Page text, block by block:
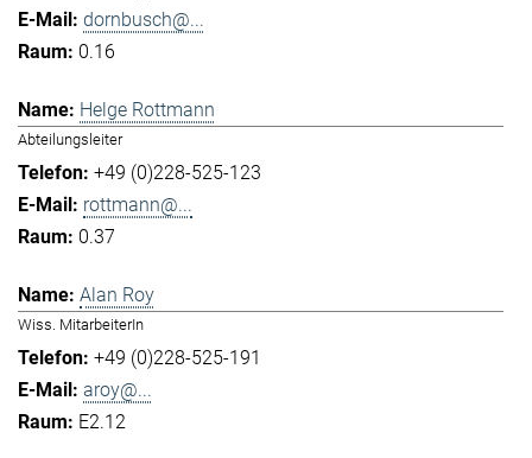
dornbusch@...
0.16
Helge Rottmann
Abteilungsleiter
+49 (0)228-525-123
rottmann@...
0.37
Alan Roy
Wiss. MitarbeiterIn
+49 (0)228-525-191
aroy@...
E2.12